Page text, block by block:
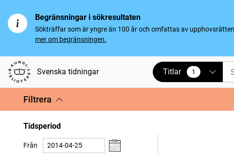
Begränsningar i sökresultaten
Sökträffar som är yngre än 100 år och omfattas av
mer om begränsningen.
Svenska tidningar Titlar 1
vald
Filtrera
Tidsperiod
Från